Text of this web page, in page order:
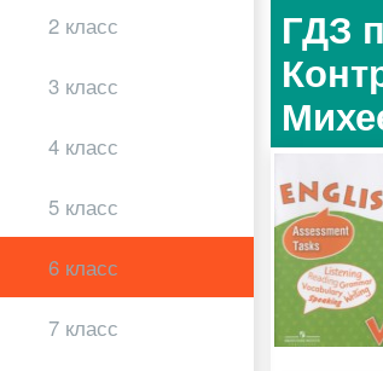
2 класс
3 класс
4 класс
5 класс
6 класс
7 класс
ГДЗ